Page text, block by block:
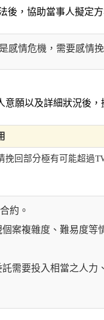
後，協助當事人擬定
感情危機，需要感情
願以及詳細狀況後，
挽回部分極有可能超過
約。
案複雜度、難易度
需要投入相當之人